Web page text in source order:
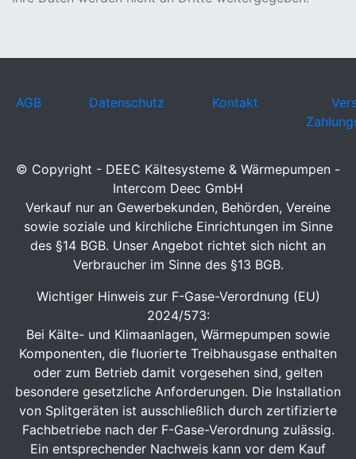
AGB Datenschutz Kontakt
© Copyright - DEEC Kältesysteme & Wärmepumpen -
Intercom Deec GmbH
Verkauf nur an Gewerbekunden, Behörden, Vereine
sowie soziale und kirchliche Einrichtungen im Sinne
des §14 BGB. Unser Angebot richtet sich nicht an
Verbraucher im Sinne des §13 BGB.
Wichtiger Hinweis zur F-Gase-Verordnung (EU)
2024/573:
Bei Kälte- und Klimaanlagen, Wärmepumpen sowie
Komponenten, die fluorierte Treibhausgase enthalten
oder zum Betrieb damit vorgesehen sind, gelten
besondere gesetzliche Anforderungen. Die Installation
von Splitgeräten ist ausschließlich durch zertifizierte
Fachbetriebe nach der F-Gase-Verordnung zulässig.
Ein entsprechender Nachweis kann vor dem Kauf